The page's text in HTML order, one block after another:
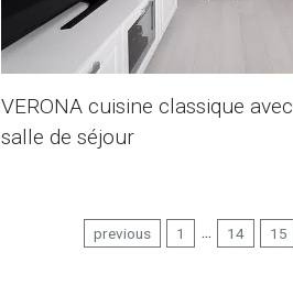
VERONA cuisine classique avec
salle de séjour
previous 1 ... 14 15